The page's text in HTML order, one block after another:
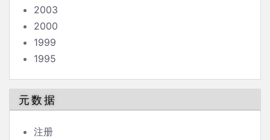
2003
2000
1999
1995
元数据
注册